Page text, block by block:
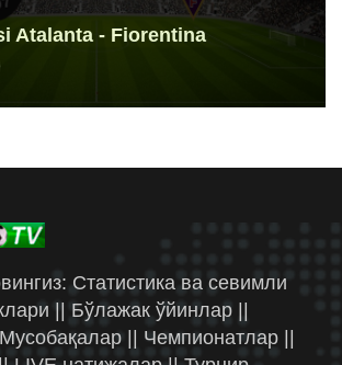
Atalanta - Fiorentina
Статистика ва севимли
|| Бўлажак ўйинлар ||
|| Чемпионатлар ||